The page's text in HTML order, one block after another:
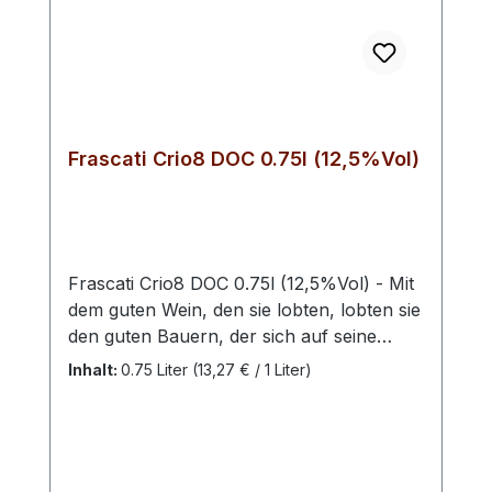
Frascati Crio8 DOC 0.75l (12,5%Vol)
Frascati Crio8 DOC 0.75l (12,5%Vol) - Mit
dem guten Wein, den sie lobten, lobten sie
den guten Bauern, der sich auf seine
Weise auf Boden und Reben einließ, um
Inhalt: 0.75 Liter (13,27 € / 1 Liter)